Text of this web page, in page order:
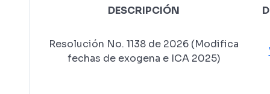
DESCRIPCIÓN
Resolución No. 1138 de 2026 (Modifica
fechas de exogena e ICA 2025)